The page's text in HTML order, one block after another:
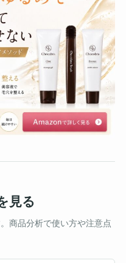
見る
商品分析で使い方や注意点